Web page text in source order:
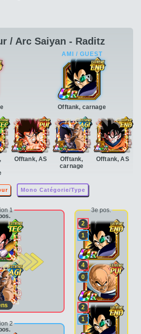
/ Arc Saiyan - Raditz
Offtank, AS
Offtank,
carnage
Offtank, AS
Offtank, carnage
Mono Catégorie/Type
1
2
3e pos.
2
1
4
0
2
1